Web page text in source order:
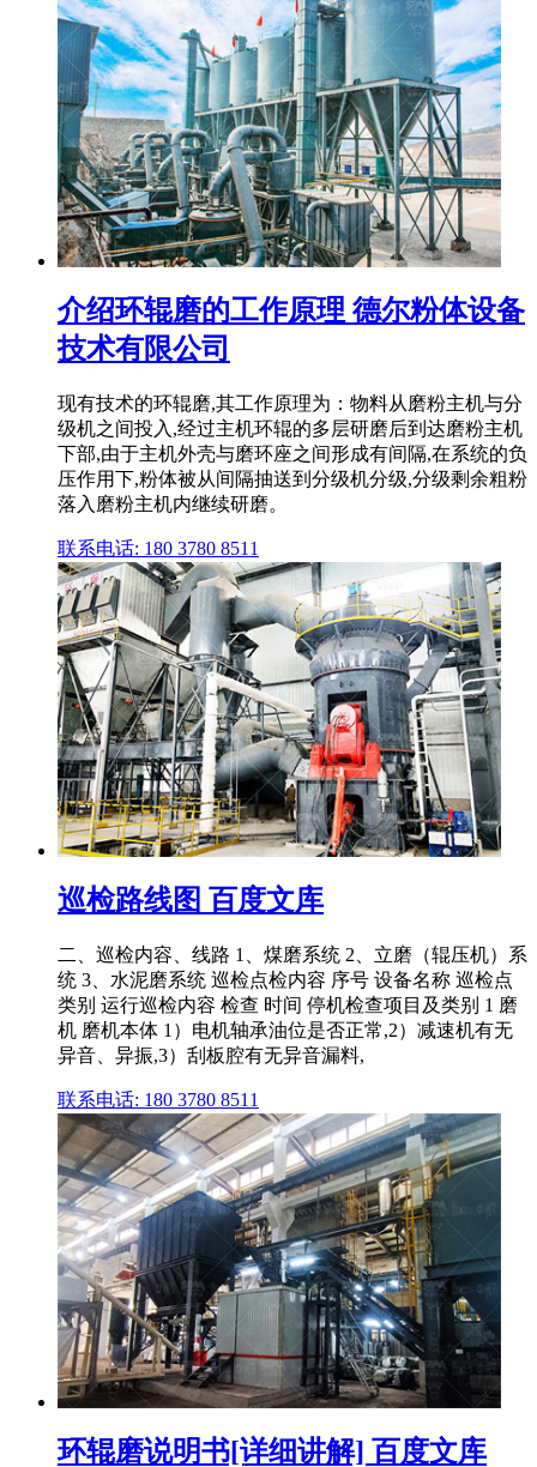
介绍环辊磨的工作原理 德尔粉体设备
技术有限公司
现有技术的环辊磨,其工作原理为：物料从磨粉主机与分
级机之间投入,经过主机环辊的多层研磨后到达磨粉主机
下部,由于主机外壳与磨环座之间形成有间隔,在系统的负
压作用下,粉体被从间隔抽送到分级机分级,分级剩余粗粉
落入磨粉主机内继续研磨。
联系电话: 180 3780 8511
巡检路线图 百度文库
二、巡检内容、线路 1、煤磨系统 2、立磨（辊压机）系
统 3、水泥磨系统 巡检点检内容 序号 设备名称 巡检点
类别 运行巡检内容 检查 时间 停机检查项目及类别 1 磨
机 磨机本体 1）电机轴承油位是否正常,2）减速机有无
异音、异振,3）刮板腔有无异音漏料,
联系电话: 180 3780 8511
环辊磨说明书[详细讲解] 百度文库